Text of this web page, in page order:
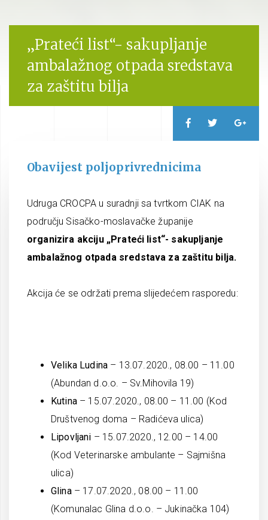
„Prateći list“- sakupljanje
ambalažnog otpada sredstava
za zaštitu bilja
Obavijest poljoprivrednicima
Udruga CROCPA u suradnji sa tvrtkom CIAK na
području Sisačko-moslavačke županije
organizira akciju „Prateći list“- sakupljanje
ambalažnog otpada sredstava za zaštitu bilja.
Akcija će se održati prema slijedećem rasporedu:
Velika Ludina – 13.07.2020., 08.00 – 11.00
(Abundan d.o.o. – Sv.Mihovila 19)
Kutina– 15.07.2020., 08.00 – 11.00 (Kod
Društvenog doma – Radićeva ulica)
Lipovljani – 15.07.2020., 12.00 – 14.00
(Kod Veterinarske ambulante – Sajmišna
ulica)
Glina– 17.07.2020., 08.00 – 11.00
(Komunalac Glina d.o.o. – Jukinačka 104)